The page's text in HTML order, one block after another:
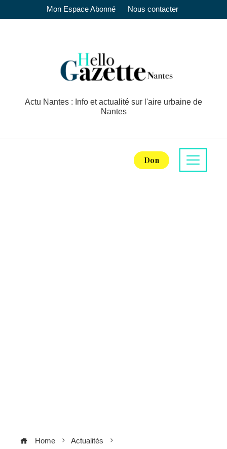
Mon Espace Abonné Nous contacter
Actu Nantes : Info et actualité sur l'aire urbaine de
Nantes
Don
Home
Actualités